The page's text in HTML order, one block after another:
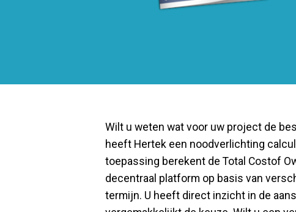
Wilt u weten wat voor uw project de
heeft Hertek een noodverlichting
toepassing berekent de Total Costof
decentraal platform op basis van
termijn. U heeft direct inzicht in de